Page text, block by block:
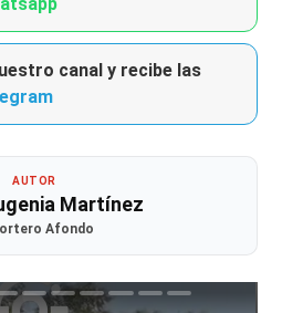
canal y recibe las
AUTOR
Martínez
Afondo